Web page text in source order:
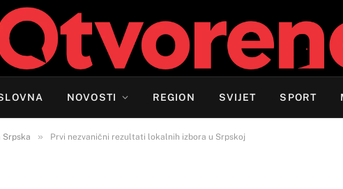
NOVOSTI REGION SVIJET SPORT
Srpska » Prvi nezvanični rezultati lokalnih izbora u Srpskoj